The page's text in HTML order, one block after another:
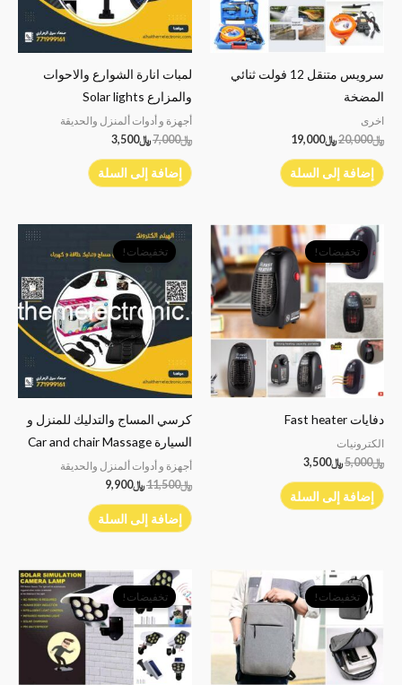
سرويس متنقل 12 فولت ثنائي
المضخة
اخرى
﷼20,000﷼19,000
إضافة إلى السلة
لمبات انارة الشوارع والاحوات
والمزارع Solar lights
أجهزة و أدوات ألمنزل والحديقة
﷼7,000﷼3,500
إضافة إلى السلة
تخفيضات!
دفايات Fast heater
الكترونيات
﷼5,000
السعر
الأصلي
هو:
﷼3,500
السعر
الحالي
هو:
﷼3,500.
إضافة إلى السلة
تخفيضات!
كرسي المساج والتدليك للمنزل و
السيارة Car and chair Massage
أجهزة و أدوات ألمنزل والحديقة
﷼11,500
السعر
الأصلي
هو:
﷼9,900
هو:
﷼9,900.
إضافة إلى السلة
تخفيضات!
السعر
الأصلي
هو:
﷼7,000.
السعر
الحالي
هو:
﷼5,000.
تخفيضات!
السعر
الأصلي
هو:
﷼7,000.
السعر
الحالي
هو:
﷼6,000.